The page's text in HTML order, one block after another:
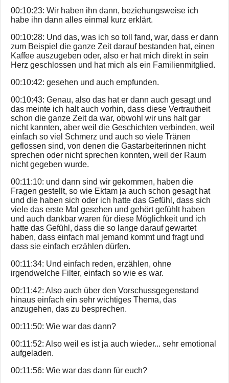
00:10:23: Wir haben ihn dann, beziehungsweise ich
habe ihn dann alles einmal kurz erklärt.
00:10:28: Und das, was ich so toll fand, war, dass er dann
zum Beispiel die ganze Zeit darauf bestanden hat, einen
Kaffee auszugeben oder, also er hat mich direkt in sein
Herz geschlossen und hat mich als ein Familienmitglied.
00:10:42: gesehen und auch empfunden.
00:10:43: Genau, also das hat er dann auch gesagt und
das meinte ich halt auch vorhin, dass diese Vertrautheit
schon die ganze Zeit da war, obwohl wir uns halt gar
nicht kannten, aber weil die Geschichten verbinden, weil
einfach so viel Schmerz und auch so viele Tränen
geflossen sind, von denen die Gastarbeiterinnen nicht
sprechen oder nicht sprechen konnten, weil der Raum
nicht gegeben wurde.
00:11:10: und dann sind wir gekommen, haben die
Fragen gestellt, so wie Ektam ja auch schon gesagt hat
und die haben sich oder ich hatte das Gefühl, dass sich
viele das erste Mal gesehen und gehört gefühlt haben
und auch dankbar waren für diese Möglichkeit und ich
hatte das Gefühl, dass die so lange darauf gewartet
haben, dass einfach mal jemand kommt und fragt und
dass sie einfach erzählen dürfen.
00:11:34: Und einfach reden, erzählen, ohne
irgendwelche Filter, einfach so wie es war.
00:11:42: Also auch über den Vorschussgegenstand
hinaus einfach ein sehr wichtiges Thema, das
anzugehen, das zu besprechen.
00:11:50: Wie war das dann?
00:11:52: Also weil es ist ja auch wieder... sehr emotional
aufgeladen.
00:11:56: Wie war das dann für euch?